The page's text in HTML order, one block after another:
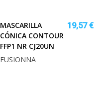
MASCARILLA
CÓNICA CONTOUR
FFP1 NR CJ20UN
19,57 €
FUSIONNA